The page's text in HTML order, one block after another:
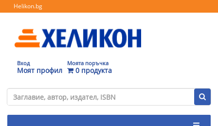
Helikon.bg
Вход
Моят профил
Моята поръчка
0 продукта